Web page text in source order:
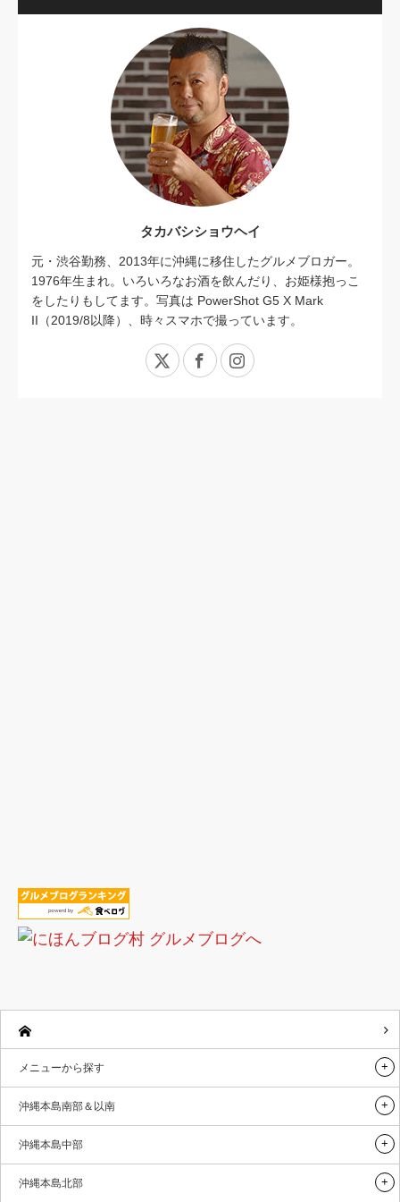
タカバシショウヘイ
元・渋谷勤務、2013年に沖縄に移住したグルメブロガー。
1976年生まれ。いろいろなお酒を飲んだり、お姫様抱っこ
をしたりもしてます。写真は PowerShot G5 X Mark
II（2019/8以降）、時々スマホで撮っています。
X FacebookInstagram
メニューから探す
沖縄本島南部＆以南
沖縄本島中部
沖縄本島北部